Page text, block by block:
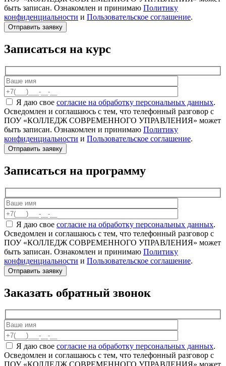
быть записан. Ознакомлен и принимаю Политику
конфиденциальности и Пользовательское соглашение.
Записаться на курс
Я даю свое согласие на обработку персональных данных.
Осведомлен и соглашаюсь с тем, что телефонный разговор с
ПОУ «КОЛЛЕДЖ СОВРЕМЕННОГО УПРАВЛЕНИЯ» может
быть записан. Ознакомлен и принимаю Политику
конфиденциальности и Пользовательское соглашение.
Записаться на программу
Я даю свое согласие на обработку персональных данных.
Осведомлен и соглашаюсь с тем, что телефонный разговор с
ПОУ «КОЛЛЕДЖ СОВРЕМЕННОГО УПРАВЛЕНИЯ» может
быть записан. Ознакомлен и принимаю Политику
конфиденциальности и Пользовательское соглашение.
Заказать обратный звонок
Я даю свое согласие на обработку персональных данных.
Осведомлен и соглашаюсь с тем, что телефонный разговор с
ПОУ «КОЛЛЕДЖ СОВРЕМЕННОГО УПРАВЛЕНИЯ» может